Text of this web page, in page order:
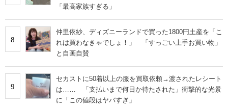
「最高家族すぎる」
8
仲里依紗、ディズニーランドで買った1800円土産を「こ
れは買わなきゃでしょ！」 「すっごい上手お買い物」
と自画自賛
9
セカストに50着以上の服を買取依頼→渡されたレシート
は…… 「支払いまで何日か待たされた」衝撃的な光景
に「この値段はヤバすぎ」